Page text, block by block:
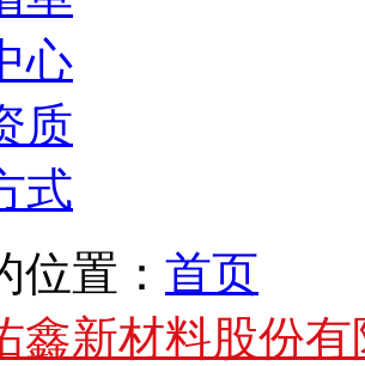
心
质
式
位置： 首页
鑫新材料股份